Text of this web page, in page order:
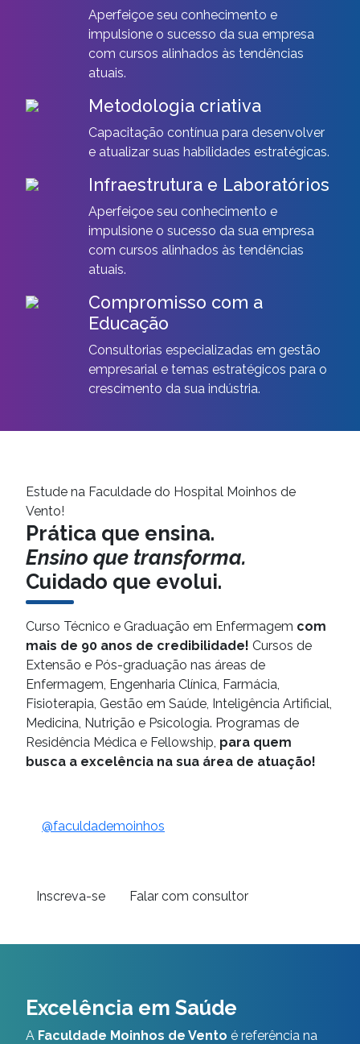
Aperfeiçoe seu conhecimento e
impulsione o sucesso da sua empresa
com cursos alinhados às tendências
atuais.
Metodologia criativa
Capacitação contínua para desenvolver
e atualizar suas habilidades estratégicas.
Infraestrutura e Laboratórios
Aperfeiçoe seu conhecimento e
impulsione o sucesso da sua empresa
com cursos alinhados às tendências
atuais.
Compromisso com a
Educação
Consultorias especializadas em gestão
empresarial e temas estratégicos para o
crescimento da sua indústria.
Estude na Faculdade do Hospital Moinhos de
Vento!
Prática que ensina.
Ensino que transforma.
Cuidado que evolui.
Curso Técnico e Graduação em Enfermagem com
mais de 90 anos de credibilidade! Cursos de
Extensão e Pós-graduação nas áreas de
Enfermagem, Engenharia Clínica, Farmácia,
Fisioterapia, Gestão em Saúde, Inteligência Artificial,
Medicina, Nutrição e Psicologia. Programas de
Residência Médica e Fellowship, para quem
busca a excelência na sua área de atuação!
@faculdademoinhos
Inscreva-se Falar com consultor
Excelência em Saúde
A Faculdade Moinhos de Vento é referência na